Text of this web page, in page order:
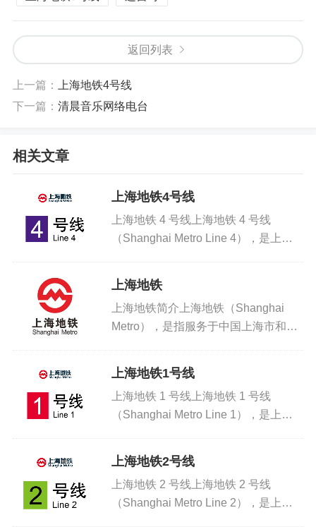
返回列表
上一篇：
上海地铁4号线
下一篇： 清晨音乐网络电台
相关文章
上海地铁4号线
上海地铁 4 号线上海地铁 4 号线
（Shanghai Metro Line 4），是上海
上海地铁第三运营有限公司负责运营。
一、开通...
上海地铁
上海地铁简介上海地铁（Shanghai
Metro），是指服务于中国上海市和上
其首条线路上海地铁1号线于1993年5
月28日正式...
上海地铁1号线
上海地铁 1 号线上海地铁 1 号线
（Shanghai Metro Line 1），是上海
由上海地铁第一运营有限公司负责运
营。上海地...
上海地铁2号线
上海地铁 2 号线上海地铁 2 号线
（Shanghai Metro Line 2），是上海